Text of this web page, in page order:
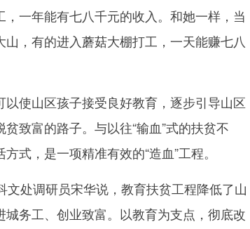
一年能有七八千元的收入。和她一样，当
，有的进入蘑菇大棚打工，一天能赚七八
使山区孩子接受良好教育，逐步引导山区
致富的路子。与以往“输血”式的扶贫不
式，是一项精准有效的“造血”工程。
处调研员宋华说，教育扶贫工程降低了山
务工、创业致富。以教育为支点，彻底改